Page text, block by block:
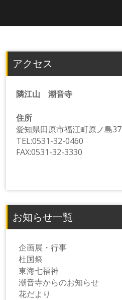
アクセス
隣江山 潮音寺
住所
愛知県田原市福江町原ノ島37
TEL:0531-32-0460
FAX:0531-32-3330
お知らせ一覧
企画展・行事
杜国祭
東海七福神
潮音寺からのお知らせ
花だより